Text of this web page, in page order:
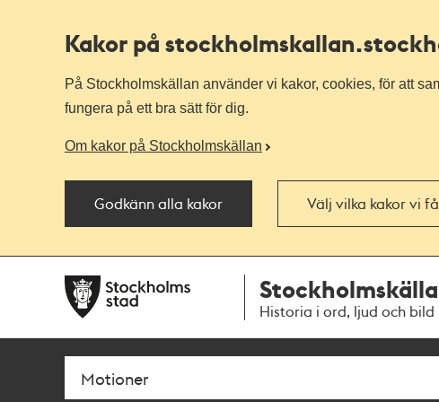
Kakor på stockholmskallan
På Stockholmskällan använder vi kakor, cookies, för att
fungera på ett bra sätt för dig.
Om kakor på Stockholmskällan
Godkänn alla kakor Välj vilka kakor vi
navigationen
huvudinnehållet
Historia i ord, ljud och bild
Sök